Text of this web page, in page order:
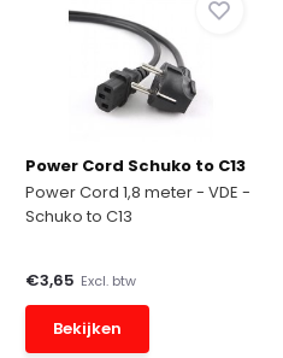
Power Cord Schuko to C13
Power Cord 1,8 meter - VDE -
Schuko to C13
€3,65 Excl. btw
Bekijken